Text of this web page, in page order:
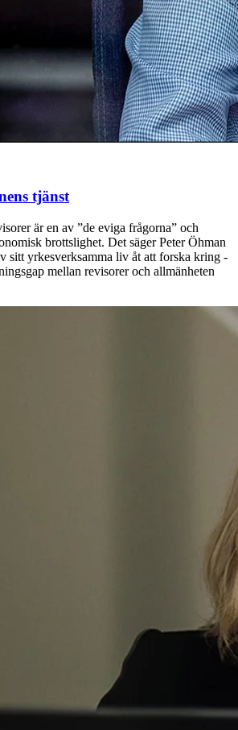
tjänst
är en av ”de ­eviga ­frågorna” och
­brottslighet. Det säger Peter Öhman
sitt yrkesverksamma liv åt att ­forska kring
mellan revisorer och allmänheten